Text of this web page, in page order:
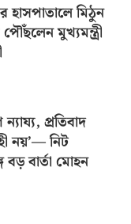
হাসপাতালে মিঠুন
মুখ্যমন্ত্রী
প্রতিবাদ
নয়’— নিট
বার্তা মোহন